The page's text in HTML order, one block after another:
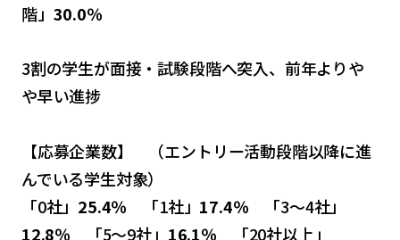
階」 30.0％
3割の学生が面接・試験段階へ突入、前年よりや
や早い進捗
【応募企業数】 （エントリー活動段階以降に進
んでいる学生対象）
「0社」 25.4％ 「1社」 17.4％ 「3～4社」
12.8％ 「5～9社」 16.1％ 「20社以上」